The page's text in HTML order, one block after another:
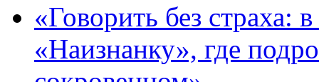
«Говорить без страха:
«Наизнанку», где